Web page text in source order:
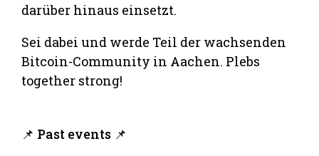
darüber hinaus einsetzt.
Sei dabei und werde Teil der wachsenden
Bitcoin-Community in Aachen. Plebs
together strong!
📌 Past events 📌